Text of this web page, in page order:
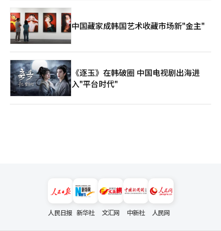
应当指明方向，民间应当加速，大学和研究所应当创造知识，资本
市场应当形成敢于冒险的结构。 贯穿所有这些任务的精神只有一
个：从生存的韩国走向伟大的韩国。生存的韩国是一个生存的国
家。伟大的韩国是一个开辟道路的国家。生存的韩国是一个忍耐危
机的国家。伟大的韩国是一个将危机转变为机会的国家。生存的韩
国是一个追赶他人的国家。伟大的韩国是一个让世界追赶的国家。
伟大的韩国不仅仅意味着经济规模大的国家，而是一个技术与产
业、文化与人才、民主与市场经济、人类与自然和谐共存的文明引
领国家。世界不仅要购买韩国的半导体、驾驶韩国的汽车、享受韩
国的内容，更要学习韩国的制度与价值、韩国的教育与产业模式、
韩国的AI伦理与制造创新。 到21世纪中叶，历史学家将如何记录
实认知和大胆的国家愿景。将从半导体开始的机会扩展到物理AI，
通过制造业AX执行，并通过全球人才开放战略持续下去。这就是AI
时代韩国的第二次建国宣言，也是从生存的韩国走向伟大的韩国的
中国藏家成韩国艺术收藏市场新"金主"
《逐玉》在韩破圈 中国电视剧出海进
入"平台时代"
人民日报 新华社 文汇网 中新社 人民网